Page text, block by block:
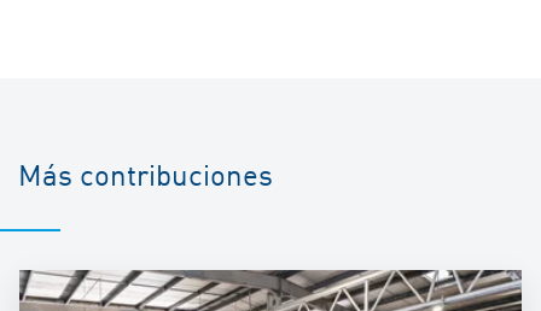
Más contribuciones